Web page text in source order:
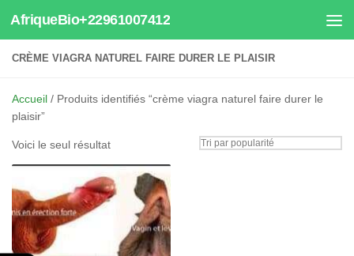
Au dessous du contenu
AfriqueBio+22961007412
CRÈME VIAGRA NATUREL FAIRE DURER LE PLAISIR
Accueil / Produits identifiés “crème viagra naturel faire durer le
plaisir”
Voici le seul résultat